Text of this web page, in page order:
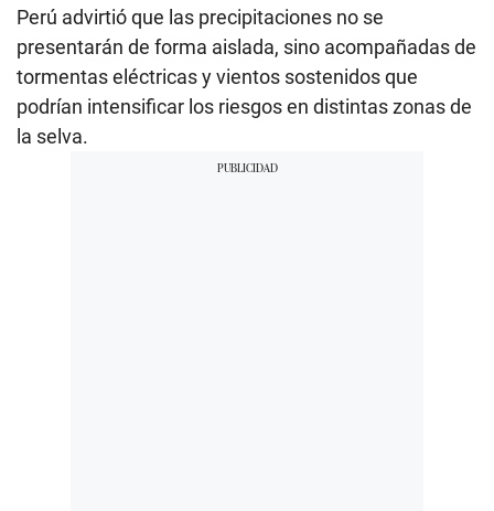
Perú advirtió que las precipitaciones no se
presentarán de forma aislada, sino acompañadas de
tormentas eléctricas y vientos sostenidos que
podrían intensificar los riesgos en distintas zonas de
la selva.